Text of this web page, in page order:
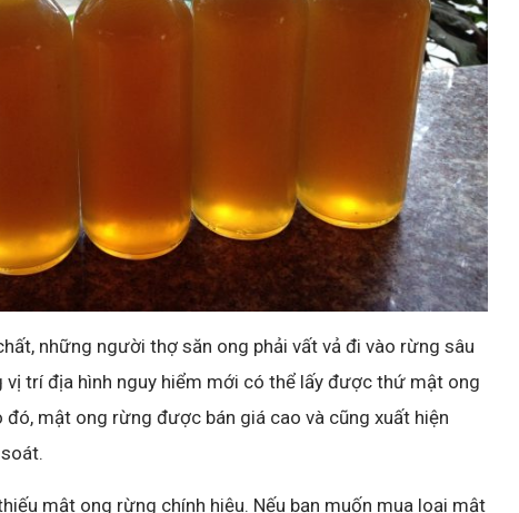
những người thợ săn ong phải vất vả đi vào rừng sâu
trí địa hình nguy hiểm mới có thể lấy được thứ mật ong
mật ong rừng được bán giá cao và cũng xuất hiện
mật ong rừng chính hiệu. Nếu bạn muốn mua loại mật